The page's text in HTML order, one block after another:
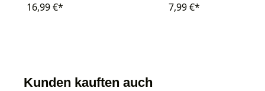
16,99 €*
7,99 €*
Kunden kauften auch